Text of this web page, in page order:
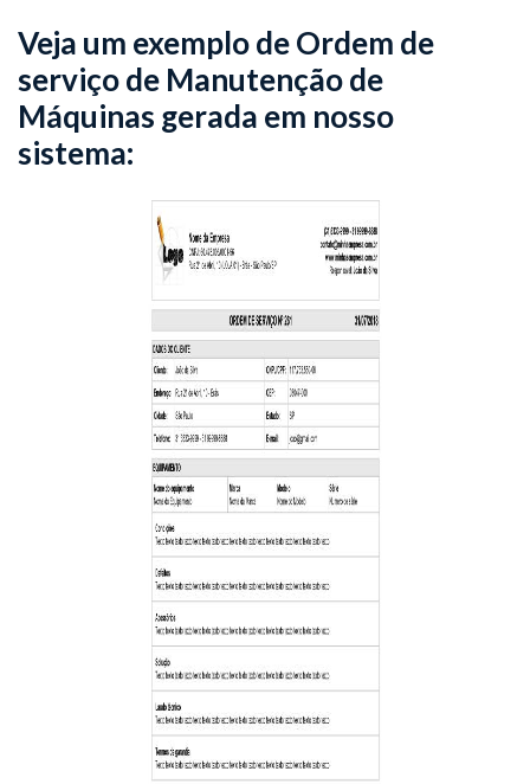
Veja um exemplo de Ordem de
serviço de Manutenção de
Máquinas gerada em nosso
sistema: